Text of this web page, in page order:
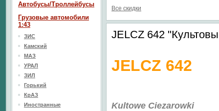
Все скидки
JELCZ 642
JELCZ 642
Kultowe Ciezarowki
Автобусы/Троллейбусы
Грузовые автомобили
1:43
ЗИС
Камский
МАЗ
УРАЛ
ЗИЛ
Горький
КрАЗ
Иностранные